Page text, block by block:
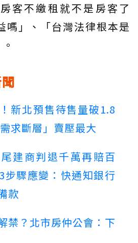
客不繳租就不是房客了
嗎」、「台灣法律根本是
新北預售待售量破1.8
求斷層」賣壓最大
建商判退千萬再賠百
步驟應變：快通知銀行
款
禁？北市房仲公會：下